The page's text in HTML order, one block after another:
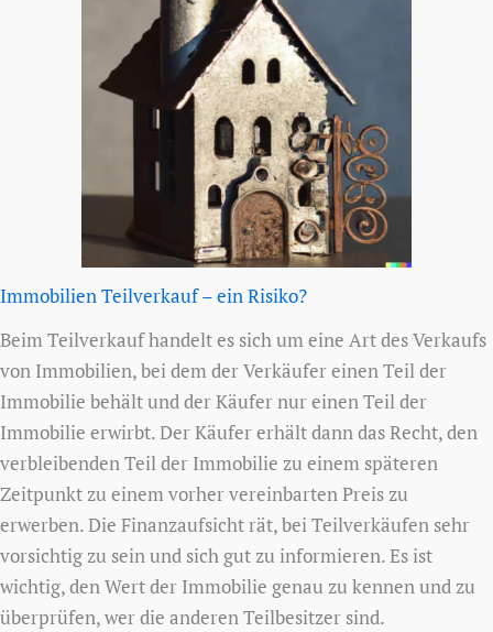
Immobilien Teilverkauf – ein Risiko?
Beim Teilverkauf handelt es sich um eine Art des Verkaufs
von Immobilien, bei dem der Verkäufer einen Teil der
Immobilie behält und der Käufer nur einen Teil der
Immobilie erwirbt. Der Käufer erhält dann das Recht, den
verbleibenden Teil der Immobilie zu einem späteren
Zeitpunkt zu einem vorher vereinbarten Preis zu
erwerben. Die Finanzaufsicht rät, bei Teilverkäufen sehr
vorsichtig zu sein und sich gut zu informieren. Es ist
wichtig, den Wert der Immobilie genau zu kennen und zu
überprüfen, wer die anderen Teilbesitzer sind.